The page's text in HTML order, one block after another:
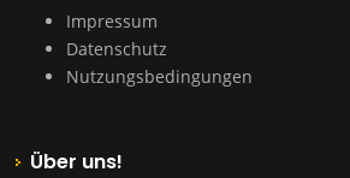
Impressum
Datenschutz
Nutzungsbedingungen
Über uns!